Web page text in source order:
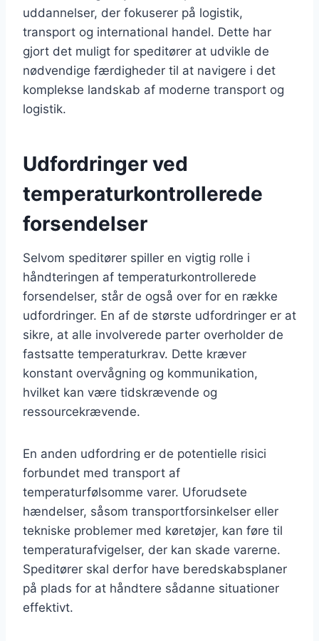
uddannelser, der fokuserer på logistik,
transport og international handel. Dette har
gjort det muligt for speditører at udvikle de
nødvendige færdigheder til at navigere i det
komplekse landskab af moderne transport og
logistik.
Udfordringer ved
temperaturkontrollerede
forsendelser
Selvom speditører spiller en vigtig rolle i
håndteringen af temperaturkontrollerede
forsendelser, står de også over for en række
udfordringer. En af de største udfordringer er at
sikre, at alle involverede parter overholder de
fastsatte temperaturkrav. Dette kræver
konstant overvågning og kommunikation,
hvilket kan være tidskrævende og
ressourcekrævende.
En anden udfordring er de potentielle risici
forbundet med transport af
temperaturfølsomme varer. Uforudsete
hændelser, såsom transportforsinkelser eller
tekniske problemer med køretøjer, kan føre til
temperaturafvigelser, der kan skade varerne.
Speditører skal derfor have beredskabsplaner
på plads for at håndtere sådanne situationer
effektivt.